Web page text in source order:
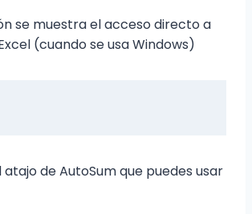
se muestra el acceso directo a
(cuando se usa Windows)
atajo de AutoSum que puedes usar